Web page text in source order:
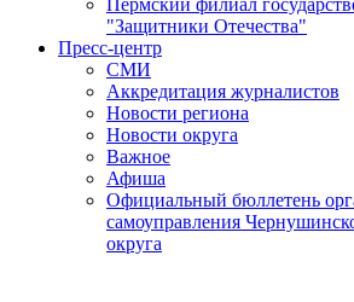
Пермский филиал
"Защитники Отечества"
Пресс-центр
СМИ
Аккредитация журналистов
Новости региона
Новости округа
Важное
Афиша
Официальный бюллетень
самоуправления
округа